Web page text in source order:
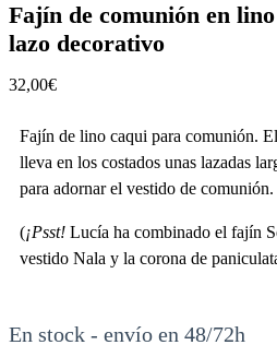
Fajín de comunión en
lazo decorativo
32,00€
Fajín de lino caqui para comunión.
lleva en los costados unas lazadas
para adornar el vestido de comunión.
(¡Psst! Lucía ha combinado el fajín
vestido Nala y la corona de
En stock - envío en 48/72h